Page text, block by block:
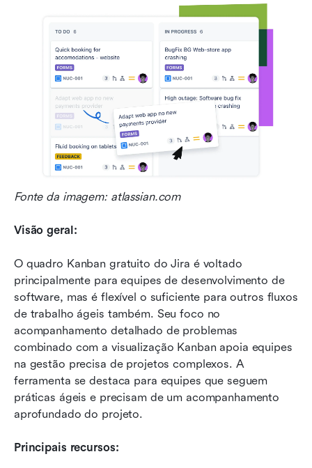
Fonte da imagem: atlassian.com
Visão geral:
O quadro Kanban gratuito do Jira é voltado
principalmente para equipes de desenvolvimento de
software, mas é flexível o suficiente para outros fluxos
de trabalho ágeis também. Seu foco no
acompanhamento detalhado de problemas
combinado com a visualização Kanban apoia equipes
na gestão precisa de projetos complexos. A
ferramenta se destaca para equipes que seguem
práticas ágeis e precisam de um acompanhamento
aprofundado do projeto.
Principais recursos: